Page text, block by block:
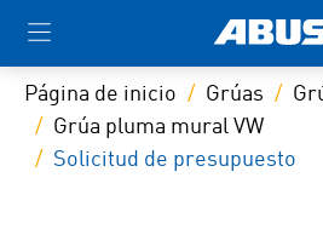
Página de inicio Grúas
Grúa pluma mural VW
Solicitud de presupuesto